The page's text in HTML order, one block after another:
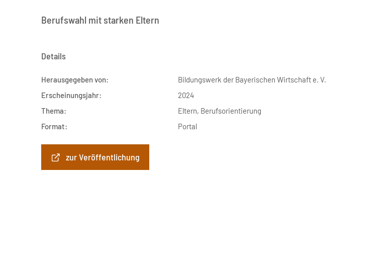
Berufswahl mit starken Eltern
Details
Herausgegeben von:
Bildungswerk der Bayerischen Wirtschaft e. V.
Erscheinungsjahr:
2024
Thema:
Eltern, Berufsorientierung
Format:
Portal
zur Veröffentlichung